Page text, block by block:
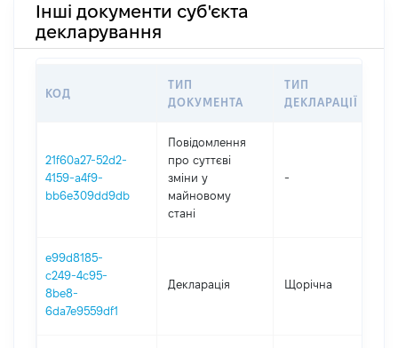
Інші документи суб'єкта
декларування
КОД
ТИП
ДОКУМЕНТА
ТИП
ДЕКЛАРАЦІЇ
21f60a27-52d2-
4159-a4f9-
bb6e309dd9db
Повідомлення
про суттєві
зміни y
майновому
стані
-
e99d8185-
c249-4c95-
8be8-
6da7e9559df1
Декларація Щорічна